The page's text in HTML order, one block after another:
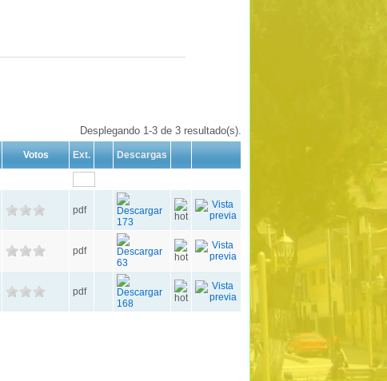
Desplegando 1-3 de 3 resultado(s).
Votos Ext. Descargas
pdf
173
pdf
63
pdf
168